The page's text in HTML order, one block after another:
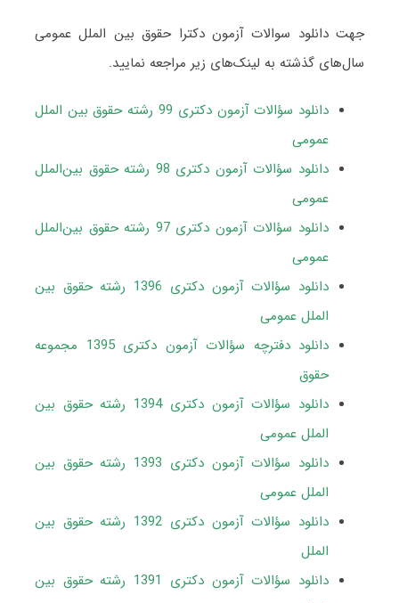
جهت دانلود سوالات آزمون دکترا حقوق بین ‌الملل عمومی
سال‌های گذشته به لینک‌های زیر مراجعه نمایید.
دانلود سؤالات آزمون دکتری 99 رشته حقوق بین ‌الملل
عمومی
دانلود سؤالات آزمون دکتری 98 رشته حقوق بین‌الملل
عمومی
دانلود سؤالات آزمون دکتری 97 رشته حقوق بین‌الملل
عمومی
دانلود سؤالات آزمون دکتری 1396 رشته حقوق بین
الملل عمومی
دانلود دفترچه سؤالات آزمون دکتری 1395 مجموعه
حقوق
دانلود سؤالات آزمون دکتری 1394 رشته حقوق بین
الملل عمومی
دانلود سؤالات آزمون دکتری 1393 رشته حقوق بین
الملل عمومی
دانلود سؤالات آزمون دکتری 1392 رشته حقوق بین
الملل
دانلود سؤالات آزمون دکتری 1391 رشته حقوق بین